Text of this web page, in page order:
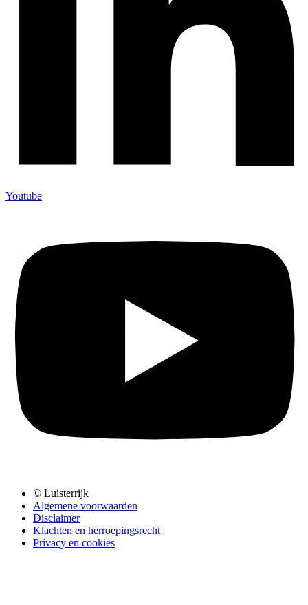
Youtube
© Luisterrijk
Algemene voorwaarden
Disclaimer
Klachten en herroepingsrecht
Privacy en cookies